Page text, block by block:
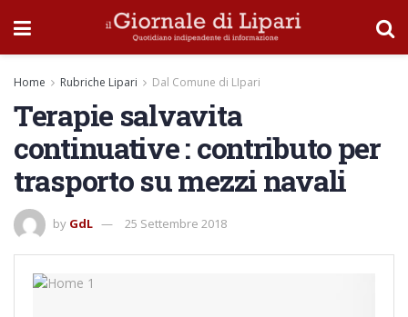
Home Rubriche Lipari Dal Comune di LIpari
Terapie salvavita
continuative : contributo per
trasporto su mezzi navali
by GdL 25 Settembre 2018